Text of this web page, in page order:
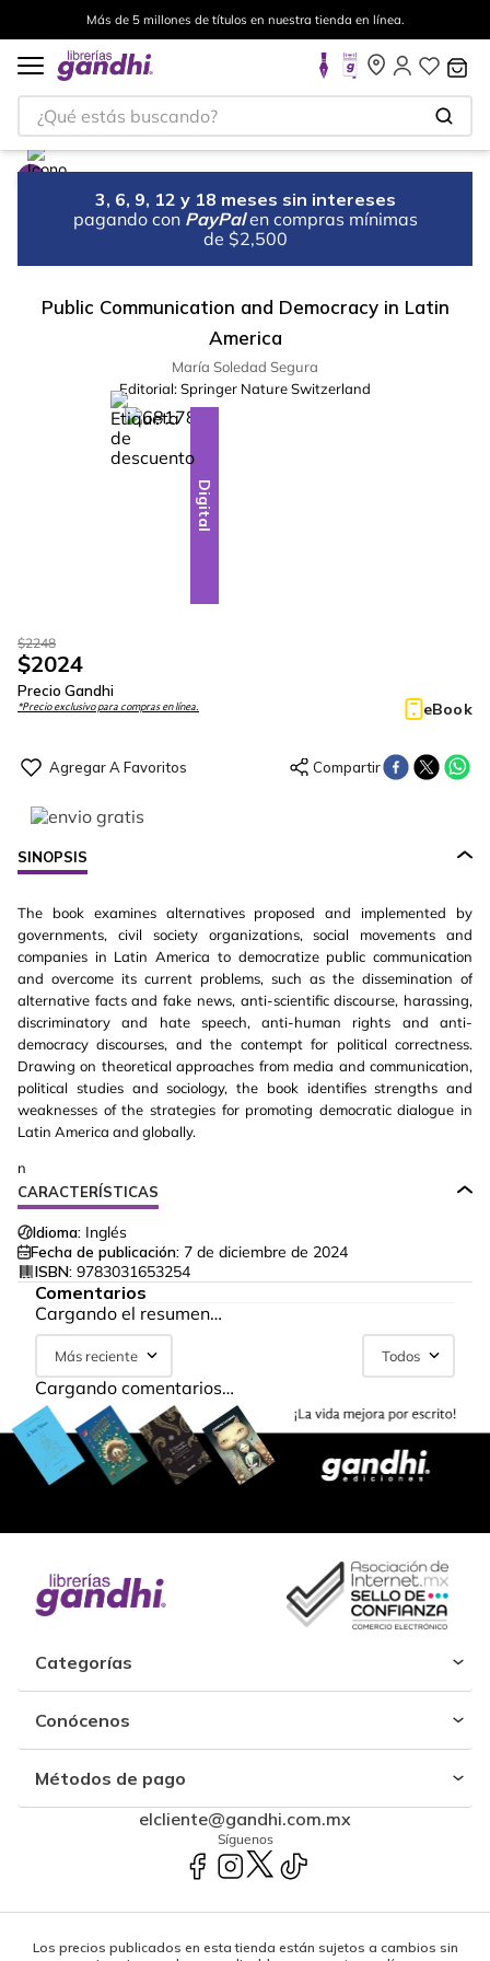
Más de 5 millones de títulos en nuestra tienda en línea.
¿Qué estás buscando?
3, 6, 9, 12 y 18 meses sin intereses
pagando con PayPal en compras mínimas
de $2,500
Public Communication and Democracy in Latin
America
María Soledad Segura
Editorial:Springer Nature Switzerland
-10%
Digital
$2248
$2024
Precio Gandhi
*Precio exclusivo para compras en línea. eBook
SINOPSIS
The book examines alternatives proposed and implemented by
governments, civil society organizations, social movements and
companies in Latin America to democratize public communication
and overcome its current problems, such as the dissemination of
alternative facts and fake news, anti-scientific discourse, harassing,
discriminatory and hate speech, anti-human rights and anti-
democracy discourses, and the contempt for political correctness.
Drawing on theoretical approaches from media and communication,
political studies and sociology, the book identifies strengths and
weaknesses of the strategies for promoting democratic dialogue in
Latin America and globally.
n
CARACTERÍSTICAS
Idioma: Inglés
Fecha de publicación: 7 de diciembre de 2024
ISBN: 9783031653254
Comentarios
Cargando el resumen…
Más reciente Todos
Cargando comentarios…
Categorías
Conócenos
Métodos de pago
elcliente@gandhi.com.mx
Síguenos
Los precios publicados en esta tienda están sujetos a cambios sin